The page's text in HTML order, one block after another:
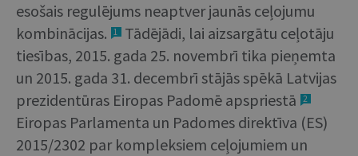
esošais regulējums neaptver jaunās ceļojumu
kombinācijas.
1
Tādējādi, lai aizsargātu ceļotāju
tiesības, 2015. gada 25. novembrī tika pieņemta
un 2015. gada 31. decembrī stājās spēkā Latvijas
prezidentūras Eiropas Padomē apspriestā
2
Eiropas Parlamenta un Padomes direktīva (ES)
2015/2302 par kompleksiem ceļojumiem un